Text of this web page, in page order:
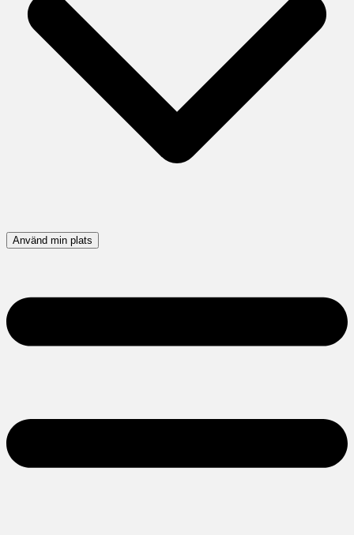
Använd min plats